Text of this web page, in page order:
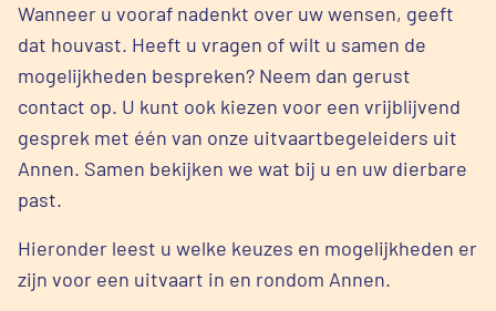
Wanneer u vooraf nadenkt over uw wensen, geeft
dat houvast. Heeft u vragen of wilt u samen de
mogelijkheden bespreken? Neem dan gerust
contact op. U kunt ook kiezen voor een vrijblijvend
gesprek met één van onze uitvaartbegeleiders uit
Annen. Samen bekijken we wat bij u en uw dierbare
past.
Hieronder leest u welke keuzes en mogelijkheden er
zijn voor een uitvaart in en rondom Annen.